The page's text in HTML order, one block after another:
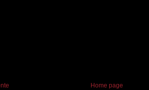
Home page